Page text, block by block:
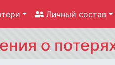
Личный состав
о